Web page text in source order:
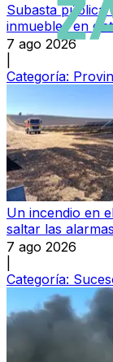
Subasta pública
inmuebles en
7 ago 2026
Categoría:
Un incendio en
saltar las alarmas
7 ago 2026
Categoría: